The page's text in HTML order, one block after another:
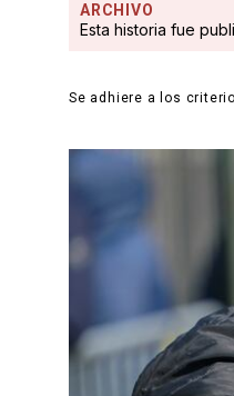
ARCHIVO
Esta historia fue
Se adhiere a los